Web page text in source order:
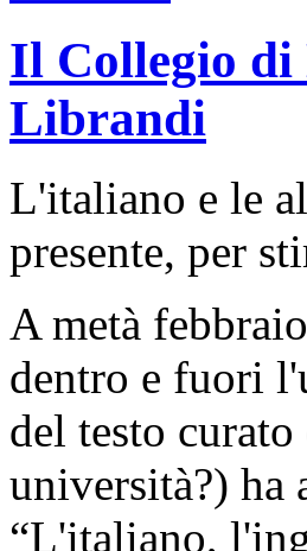
Il Collegio di
Librandi
L'italiano e le
presente, per
A metà
dentro e fuori
del testo
università?)
“L'italiano,